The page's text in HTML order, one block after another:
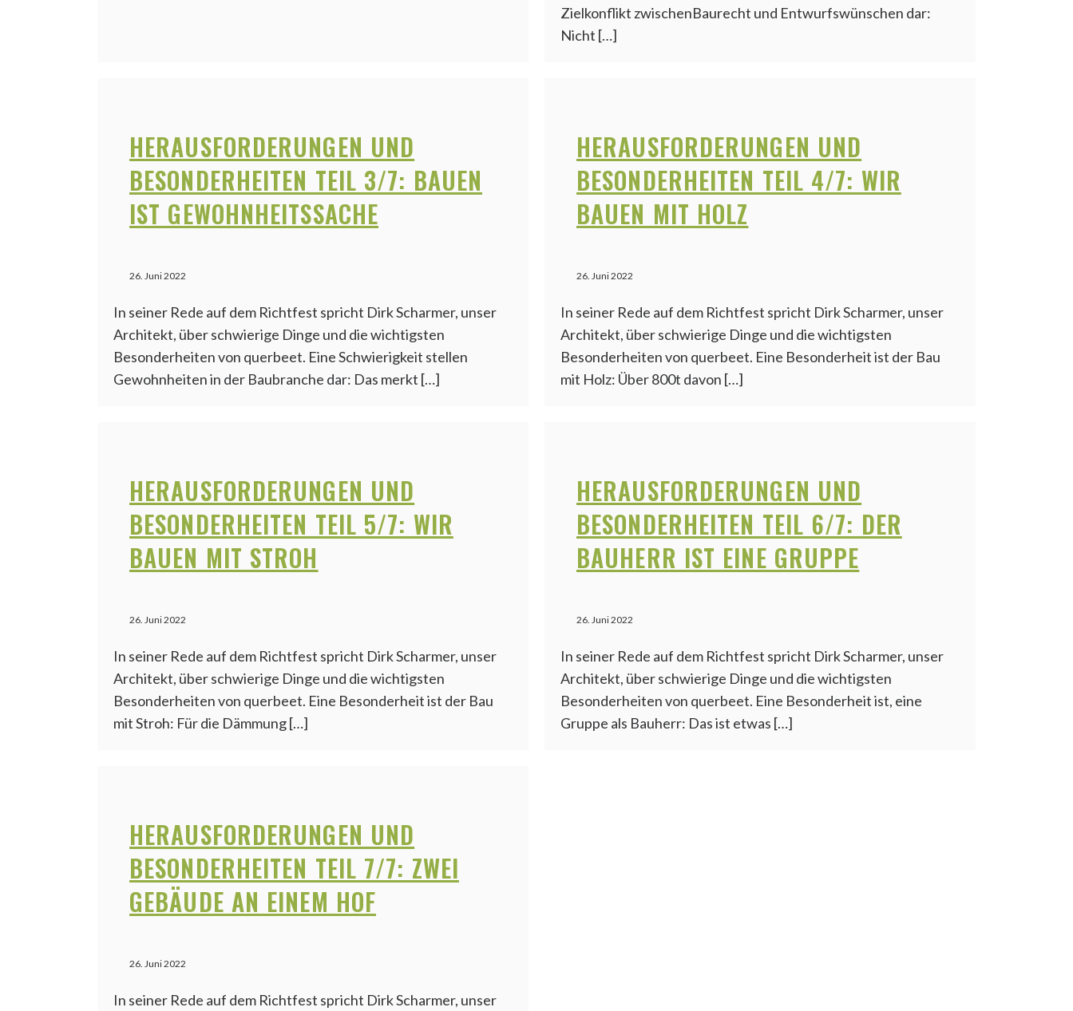
Zielkonflikt zwischenBaurecht und Entwurfswünschen dar:
Nicht […]
HERAUSFORDERUNGEN UND
BESONDERHEITEN TEIL 3/7: BAUEN
IST GEWOHNHEITSSACHE
26. Juni 2022
In seiner Rede auf dem Richtfest spricht Dirk Scharmer, unser
Architekt, über schwierige Dinge und die wichtigsten
Besonderheiten von querbeet. Eine Schwierigkeit stellen
Gewohnheiten in der Baubranche dar: Das merkt […]
HERAUSFORDERUNGEN UND
BESONDERHEITEN TEIL 4/7: WIR
BAUEN MIT HOLZ
26. Juni 2022
In seiner Rede auf dem Richtfest spricht Dirk Scharmer, unser
Architekt, über schwierige Dinge und die wichtigsten
Besonderheiten von querbeet. Eine Besonderheit ist der Bau
mit Holz: Über 800t davon […]
HERAUSFORDERUNGEN UND
BESONDERHEITEN TEIL 5/7: WIR
BAUEN MIT STROH
26. Juni 2022
In seiner Rede auf dem Richtfest spricht Dirk Scharmer, unser
Architekt, über schwierige Dinge und die wichtigsten
Besonderheiten von querbeet. Eine Besonderheit ist der Bau
mit Stroh: Für die Dämmung […]
HERAUSFORDERUNGEN UND
BESONDERHEITEN TEIL 6/7: DER
BAUHERR IST EINE GRUPPE
26. Juni 2022
In seiner Rede auf dem Richtfest spricht Dirk Scharmer, unser
Architekt, über schwierige Dinge und die wichtigsten
Besonderheiten von querbeet. Eine Besonderheit ist, eine
Gruppe als Bauherr: Das ist etwas […]
HERAUSFORDERUNGEN UND
BESONDERHEITEN TEIL 7/7: ZWEI
GEBÄUDE AN EINEM HOF
26. Juni 2022
In seiner Rede auf dem Richtfest spricht Dirk Scharmer, unser